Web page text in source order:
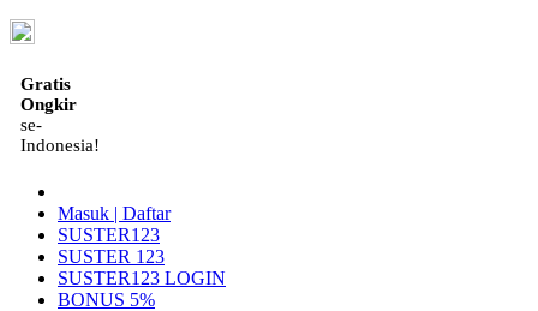
Gratis
Ongkir
se-
Indonesia!
Masuk | Daftar
SUSTER123
SUSTER 123
SUSTER123 LOGIN
BONUS 5%